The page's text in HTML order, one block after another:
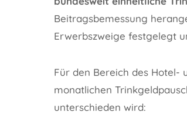
Beitragsbemessung
Erwerbszweige festgelegt
Für den Bereich des Hotel-
monatlichen
unterschieden wird: